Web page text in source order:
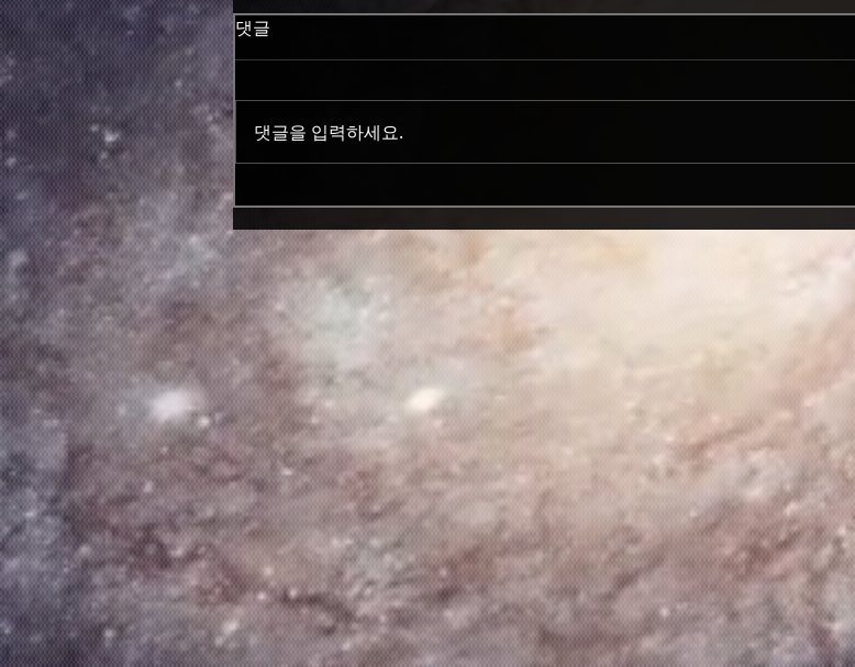
댓글
댓글을 입력하세요.